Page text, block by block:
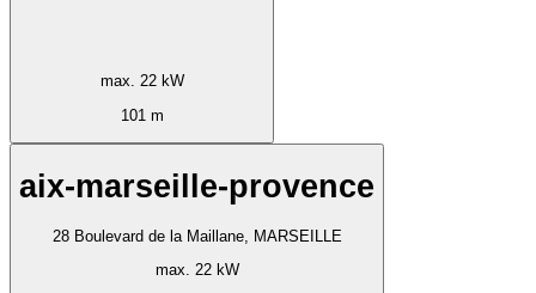
max. 22 kW
101 m
aix-marseille-provence
28 Boulevard de la Maillane, MARSEILLE
max. 22 kW